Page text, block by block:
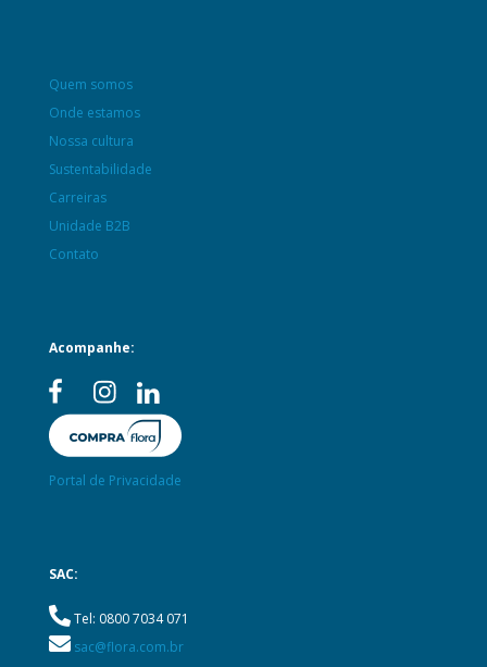
Quem somos
Onde estamos
Nossa cultura
Sustentabilidade
Carreiras
Unidade B2B
Contato
Acompanhe:
Portal de Privacidade
SAC:
Tel: 0800 7034 071
sac@flora.com.br